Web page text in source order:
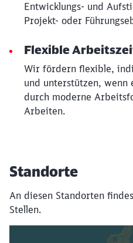
Entwicklungs- und
Projekt- oder
Flexible
Wir fördern flexible,
und unterstützen,
durch moderne
Arbeiten.
Standorte
An diesen Standorten
Stellen.